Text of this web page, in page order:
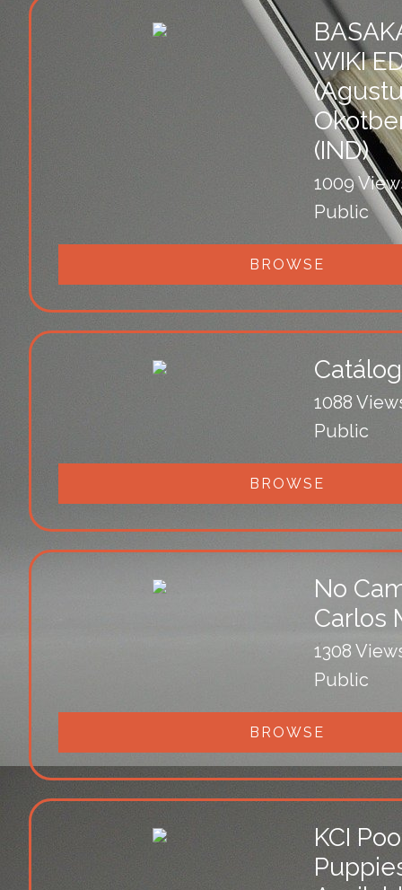
WIKI
(IND)
1009
Public
BROWSE
1088
Public
BROWSE
No
Carlos
1308
Public
BROWSE
KCI